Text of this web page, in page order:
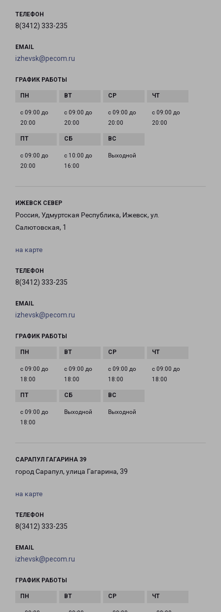
ТЕЛЕФОН
8(3412) 333-235
EMAIL
izhevsk@pecom.ru
ГРАФИК РАБОТЫ
с 09:00 до
20:00
с 09:00 до
20:00
с 09:00 до
20:00
с 09:00 до
20:00
с 09:00 до
20:00
с 10:00 до
16:00
Выходной
ИЖЕВСК СЕВЕР
Россия, Удмуртская Республика, Ижевск, ул.
Салютовская, 1
на карте
ТЕЛЕФОН
8(3412) 333-235
EMAIL
izhevsk@pecom.ru
ГРАФИК РАБОТЫ
с 09:00 до
18:00
с 09:00 до
18:00
с 09:00 до
18:00
с 09:00 до
18:00
с 09:00 до
18:00
Выходной Выходной
САРАПУЛ ГАГАРИНА 39
город Сарапул, улица Гагарина, 39
на карте
ТЕЛЕФОН
8(3412) 333-235
EMAIL
izhevsk@pecom.ru
ГРАФИК РАБОТЫ